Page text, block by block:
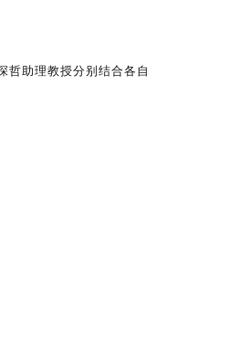
哲助理教授分别结合各自